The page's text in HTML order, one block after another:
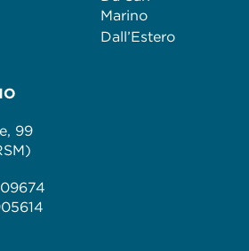
Marino
Dall’Estero
99